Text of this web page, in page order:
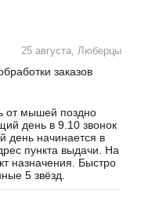
25 августа, Люберцы
заказов
от мышей поздно
день в 9.10 звонок
день начинается в
пункта выдачи. На
назначения. Быстро
5 звёзд.